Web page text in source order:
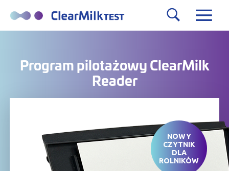
Program pilotażowy ClearMilk
Reader
NOWY
CZYTNIK
DLA
ROLNIKÓW